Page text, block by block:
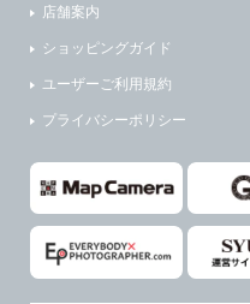
店舗案内
ショッピングガイド
ユーザーご利用規約
プライバシーポリシー